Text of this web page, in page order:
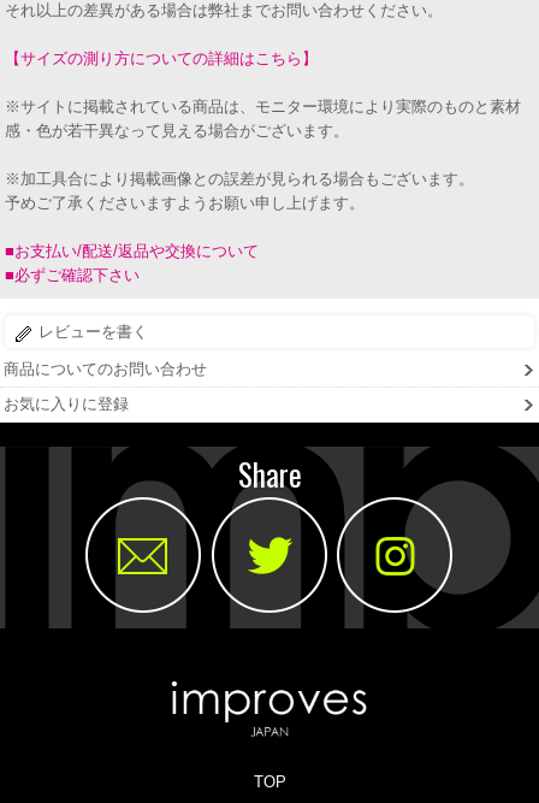
それ以上の差異がある場合は弊社までお問い合わせください。
【サイズの測り方についての詳細はこちら】
※サイトに掲載されている商品は、モニター環境により実際のものと素材
感・色が若干異なって見える場合がございます。
※加工具合により掲載画像との誤差が見られる場合もございます。
予めご了承くださいますようお願い申し上げます。
■お支払い/配送/返品や交換について
■必ずご確認下さい
レビューを書く
商品についてのお問い合わせ
お気に入りに登録
Share
TOP